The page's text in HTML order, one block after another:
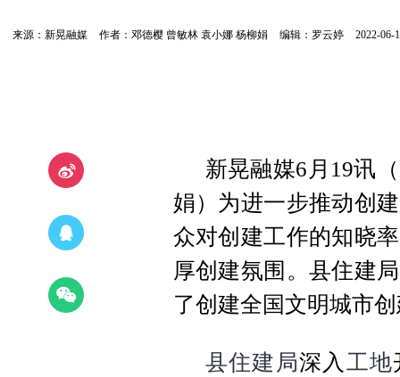
来源：新晃融媒 作者：邓德樱 曾敏林 袁小娜 杨柳娟 编辑：罗云婷 2022-06-
新晃融媒6月19讯
娟）为进一步推动创
众对创建工作的知晓
厚创建氛围。 县住建
了创建全国文明城市
县住建局深入 工地